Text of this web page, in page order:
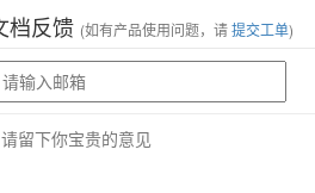
档反馈 (如有产品使用问题，请提交工单)